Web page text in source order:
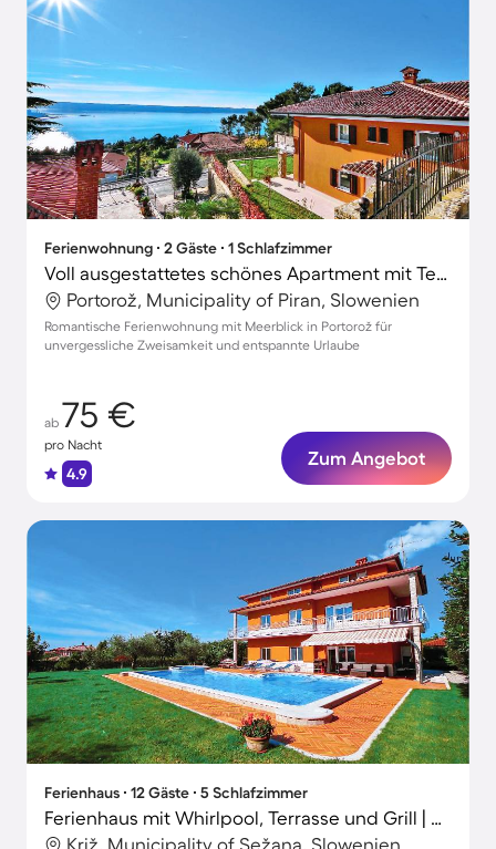
Ferienwohnung ∙ 2 Gäste ∙ 1 Schlafzimmer
Voll ausgestattetes schönes Apartment mit Terrasse und Grill | Wasserblick
Portorož, Municipality of Piran, Slowenien
Romantische Ferienwohnung mit Meerblick in Portorož für
unvergessliche Zweisamkeit und entspannte Urlaube
ab 75 €
pro Nacht
4.9
Zum Angebot
Ferienhaus ∙ 12 Gäste ∙ 5 Schlafzimmer
Ferienhaus mit Whirlpool, Terrasse und Grill | Naturblick
Križ, Municipality of Sežana, Slowenien